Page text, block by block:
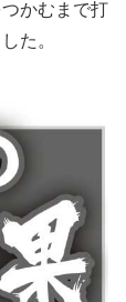
かむまで打
た。